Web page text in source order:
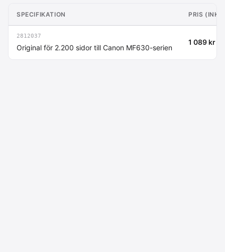
SPECIFIKATION PRIS (INKL
2812037
Original för 2.200 sidor till Canon MF630-serien
1 089 kr